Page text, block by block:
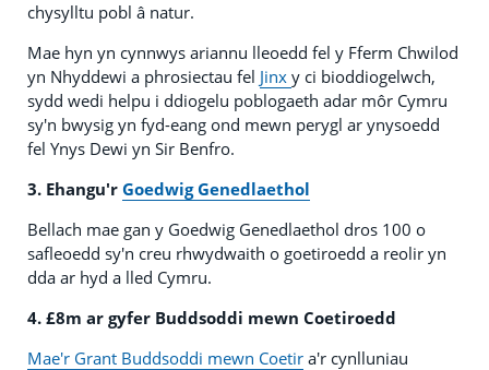
chysylltu pobl â natur.
Mae hyn yn cynnwys ariannu lleoedd fel y Fferm Chwilod
yn Nhyddewi a phrosiectau fel Jinx y ci bioddiogelwch,
sydd wedi helpu i ddiogelu poblogaeth adar môr Cymru
sy'n bwysig yn fyd-eang ond mewn perygl ar ynysoedd
fel Ynys Dewi yn Sir Benfro.
3. Ehangu'r Goedwig Genedlaethol
Bellach mae gan y Goedwig Genedlaethol dros 100 o
safleoedd sy'n creu rhwydwaith o goetiroedd a reolir yn
dda ar hyd a lled Cymru.
4. £8m ar gyfer Buddsoddi mewn Coetiroedd
Mae'r Grant Buddsoddi mewn Coetir a'r cynlluniau